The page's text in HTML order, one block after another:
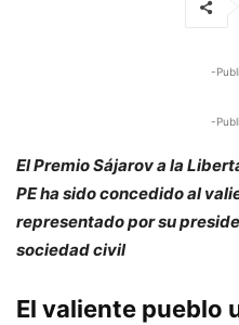
-
-
El Premio Sájarov a la
PE ha sido concedido al
representado por su
sociedad civil
El valiente pueblo